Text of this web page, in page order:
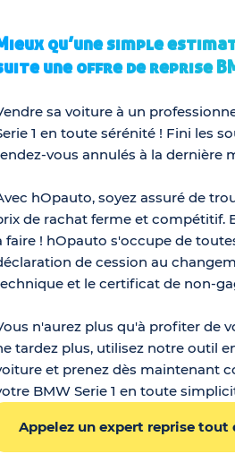
qu’une simple
une offre de reprise
sa voiture à un
1 en toute sérénité ! Fini les
vous annulés à la dernière
hOpauto, soyez assuré de
de rachat ferme et compétitif.
faire ! hOpauto s'occupe de
de cession au
et le certificat de non-
n'aurez plus qu'à profiter de
tardez plus, utilisez notre outil
et prenez dès maintenant
BMW Serie 1 en toute
Appelez un expert reprise tout